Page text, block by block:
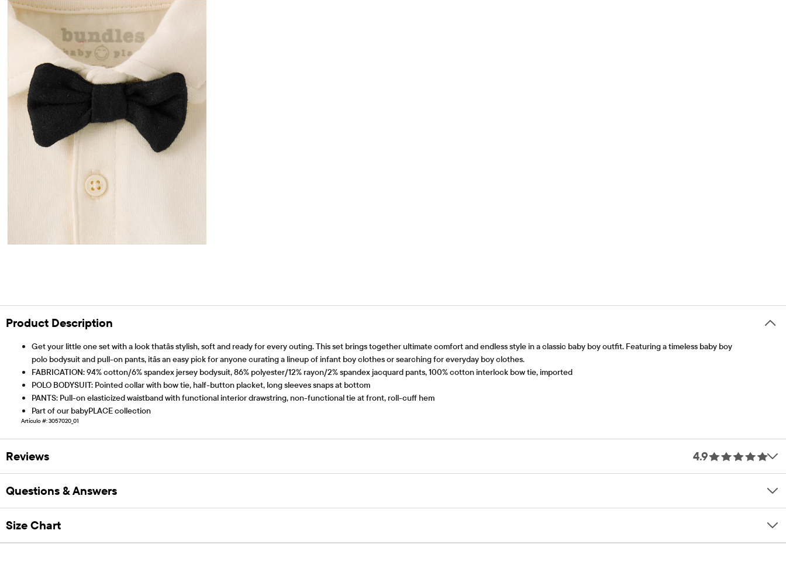
Product Description
Get your little one set with a look thatâs stylish, soft and ready for every outing. This set brings together ultimate comfort and endless style in a classic baby boy outfit. Featuring a timeless baby boy
polo bodysuit and pull-on pants, itâs an easy pick for anyone curating a lineup of infant boy clothes or searching for everyday boy clothes.
FABRICATION: 94% cotton/6% spandex jersey bodysuit, 86% polyester/12% rayon/2% spandex jacquard pants, 100% cotton interlock bow tie, imported
POLO BODYSUIT: Pointed collar with bow tie, half-button placket, long sleeves snaps at bottom
PANTS: Pull-on elasticized waistband with functional interior drawstring, non-functional tie at front, roll-cuff hem
Part of our babyPLACE collection
Artículo #: 3057020_01
Reviews 4.9
Questions & Answers
Size Chart